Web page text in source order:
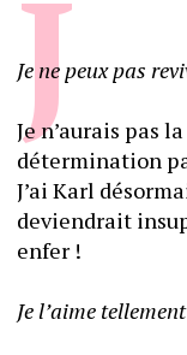
Je ne peux pas
Je n’aurais pas
détermination
J’ai Karl
deviendrait
enfer !
Je l’aime